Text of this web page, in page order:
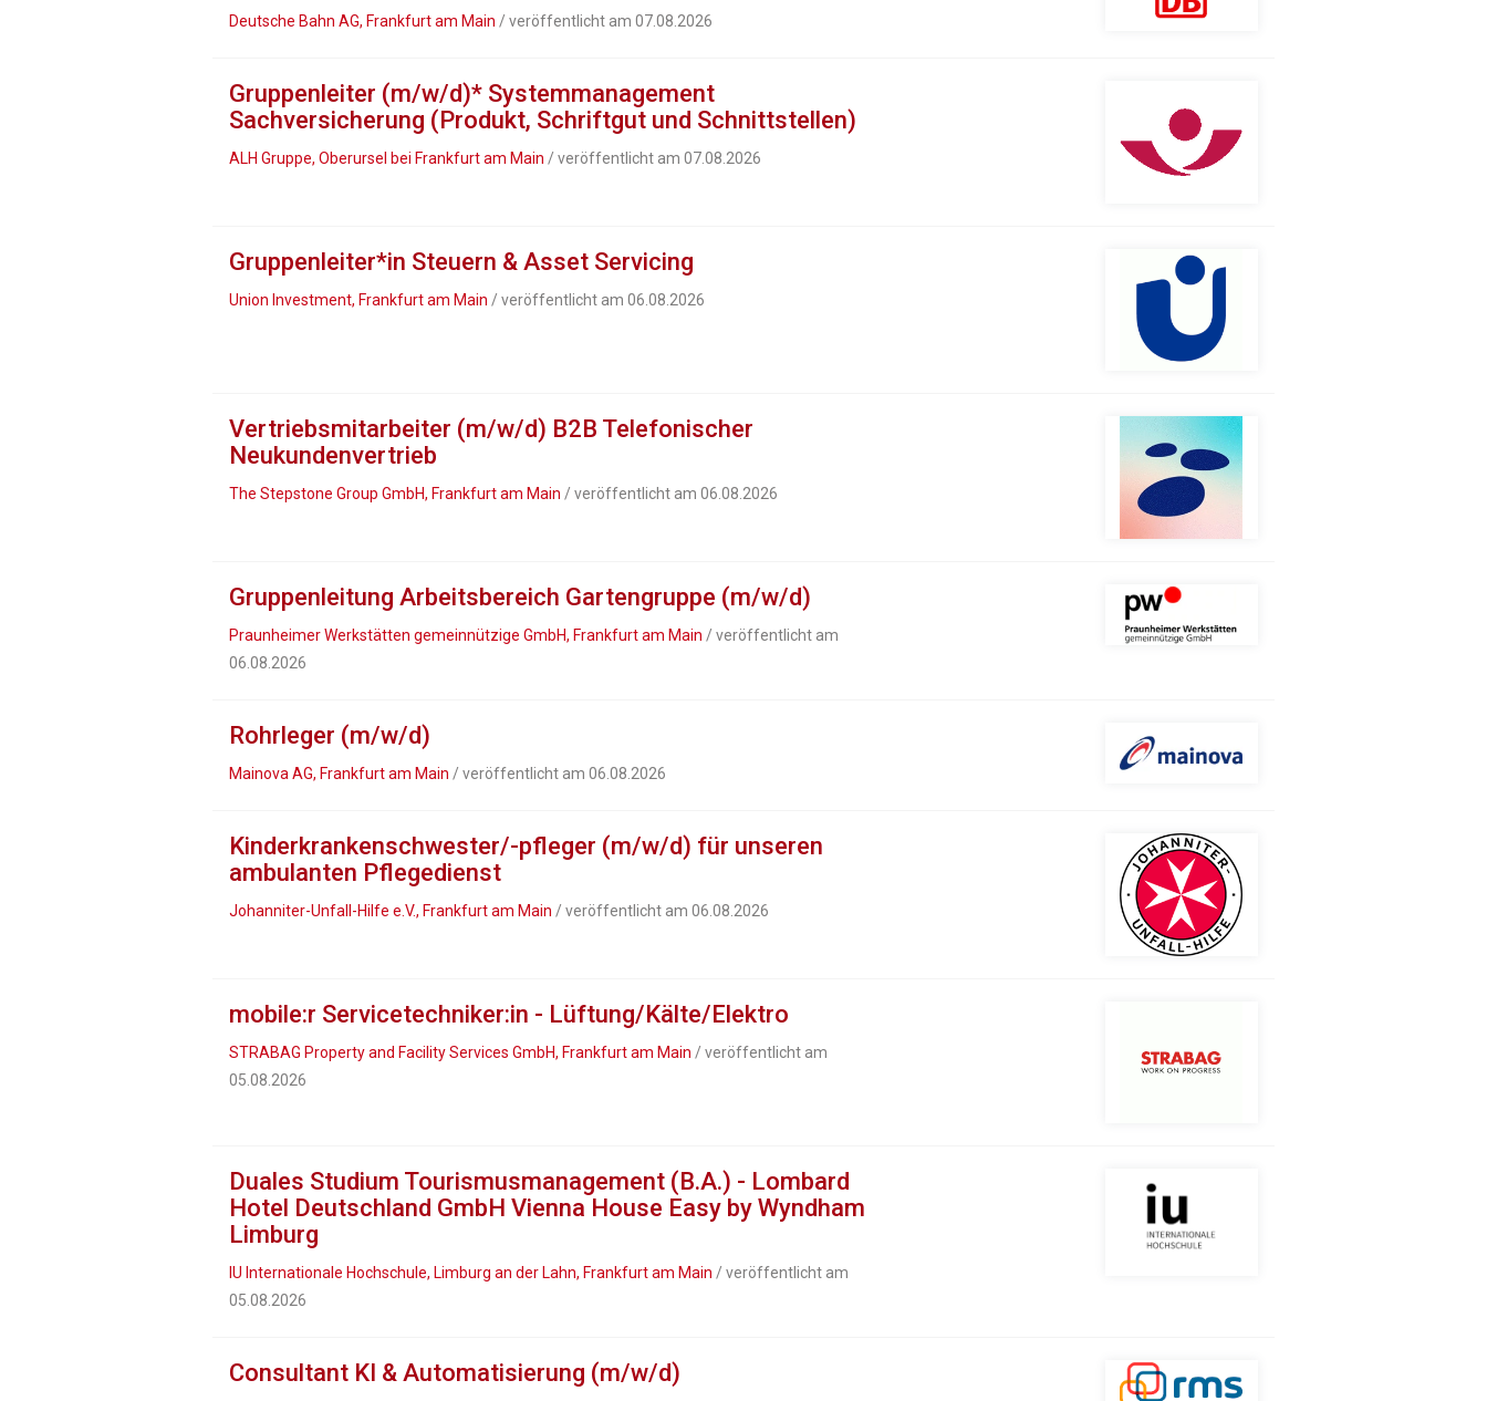
Deutsche Bahn AG, Frankfurt am Main / veröffentlicht am 07.08.2026
Gruppenleiter (m/w/d)* Systemmanagement
Sachversicherung (Produkt, Schriftgut und Schnittstellen)
ALH Gruppe, Oberursel bei Frankfurt am Main / veröffentlicht am 07.08.2026
Gruppenleiter*in Steuern & Asset Servicing
Union Investment, Frankfurt am Main / veröffentlicht am 06.08.2026
Vertriebsmitarbeiter (m/w/d) B2B Telefonischer
Neukundenvertrieb
The Stepstone Group GmbH, Frankfurt am Main / veröffentlicht am 06.08.2026
Gruppenleitung Arbeitsbereich Gartengruppe (m/w/d)
Praunheimer Werkstätten gemeinnützige GmbH, Frankfurt am Main / veröffentlicht am
06.08.2026
Rohrleger (m/w/d)
Mainova AG, Frankfurt am Main / veröffentlicht am 06.08.2026
Kinderkrankenschwester/-pfleger (m/w/d) für unseren
ambulanten Pflegedienst
Johanniter-Unfall-Hilfe e.V., Frankfurt am Main / veröffentlicht am 06.08.2026
mobile:r Servicetechniker:in - Lüftung/Kälte/Elektro
STRABAG Property and Facility Services GmbH, Frankfurt am Main / veröffentlicht am
05.08.2026
Duales Studium Tourismusmanagement (B.A.) - Lombard
Hotel Deutschland GmbH Vienna House Easy by Wyndham
Limburg
IU Internationale Hochschule, Limburg an der Lahn, Frankfurt am Main / veröffentlicht am
05.08.2026
Consultant KI & Automatisierung (m/w/d)